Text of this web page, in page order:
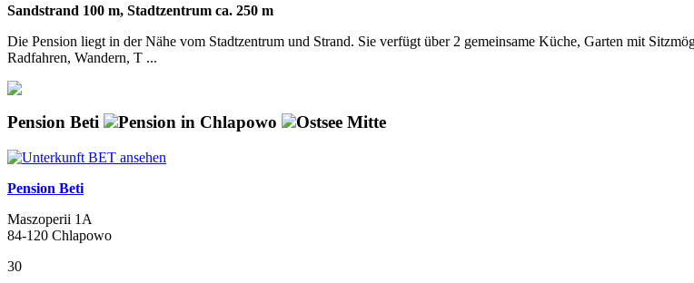
Sandstrand 100 m, Stadtzentrum ca. 250 m
Die Pension liegt in der Nähe vom Stadtzentrum und Strand. Sie verfügt über 2 gemeinsame Küche, Garten mit
Radfahren, Wandern, T ...
Pension Beti Pension in Chlapowo Ostsee Mitte
Pension Beti
Maszoperii 1A
84-120 Chlapowo
30